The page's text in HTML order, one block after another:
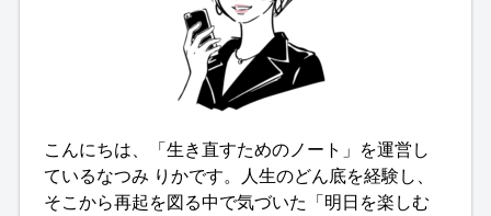
こんにちは、「生き直すためのノート」を運営し
ているなつみ りかです。人生のどん底を経験し、
そこから再起を図る中で気づいた「明日を楽しむ